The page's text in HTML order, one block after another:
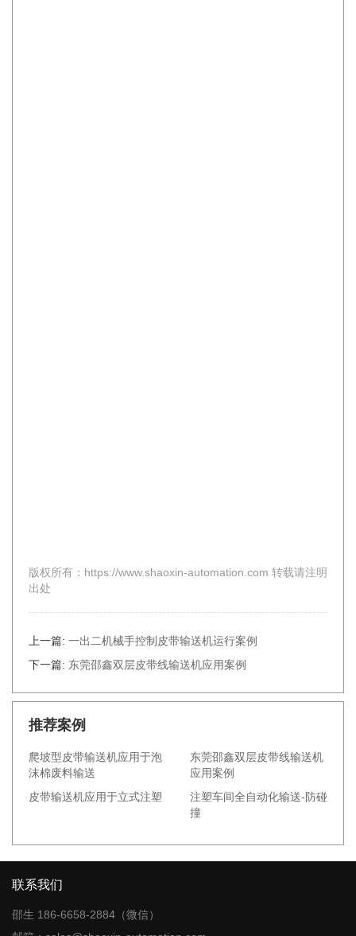
版权所有：https://www.shaoxin-automation.com 转载请注明
出处
上一篇: 一出二机械手控制皮带输送机运行案例
下一篇: 东莞邵鑫双层皮带线输送机应用案例
推荐案例
爬坡型皮带输送机应用于泡
沫棉废料输送
东莞邵鑫双层皮带线输送机
应用案例
皮带输送机应用于立式注塑
注塑车间全自动化输送-防碰
撞
联系我们
邵生 186-6658-2884（微信）